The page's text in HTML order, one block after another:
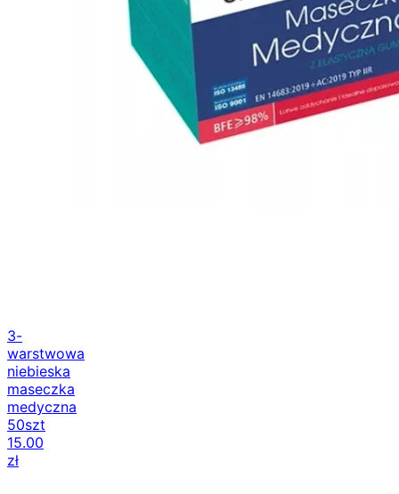
3-
warstwowa
niebieska
maseczka
medyczna
50szt
15.00
zł